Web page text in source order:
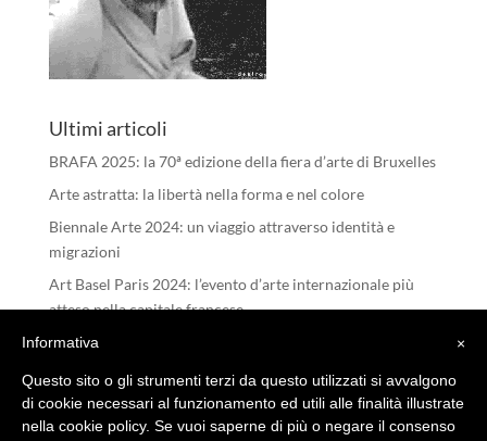
Ultimi articoli
BRAFA 2025: la 70ª edizione della fiera d’arte di Bruxelles
Arte astratta: la libertà nella forma e nel colore
Biennale Arte 2024: un viaggio attraverso identità e
migrazioni
Art Basel Paris 2024: l’evento d’arte internazionale più
atteso nella capitale francese
I RIFLESSI DELL’ANIMA – Michele Tombolini
×
Informativa
Questo sito o gli strumenti terzi da questo utilizzati si avvalgono
di cookie necessari al funzionamento ed utili alle finalità illustrate
nella cookie policy. Se vuoi saperne di più o negare il consenso